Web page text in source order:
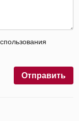
Отправить